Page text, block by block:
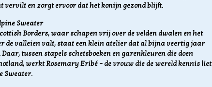
vervilt en zorgt ervoor dat het konijn gezond blijft.
Sweater
Borders, waar schapen vrij over de velden dwalen en het
de valleien valt, staat een klein atelier dat al bijna veertig jaar
tussen stapels schetsboeken en garenkleuren die doen
werkt Rosemary Eribé – de vrouw die de wereld kennis liet
Sweater.